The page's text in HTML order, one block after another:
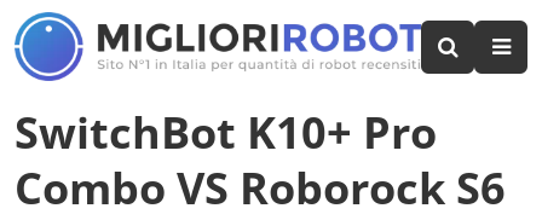
SwitchBot K10+ Pro
Combo VS Roborock S6